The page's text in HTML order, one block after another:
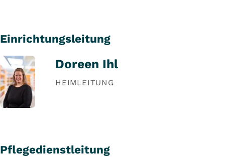
Einrichtungsleitung
Doreen Ihl
HEIMLEITUNG
Pflegedienstleitung